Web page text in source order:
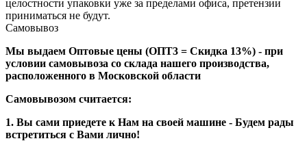
целостности упаковки уже за пределами офиса, претензии
приниматься не будут.
Самовывоз
Мы выдаем Оптовые цены (ОПТ3 = Скидка 13%) - при
условии самовывоза со склада нашего производства,
расположенного в Московской области
Самовывозом считается:
1. Вы сами приедете к Нам на своей машине - Будем рады
встретиться с Вами лично!